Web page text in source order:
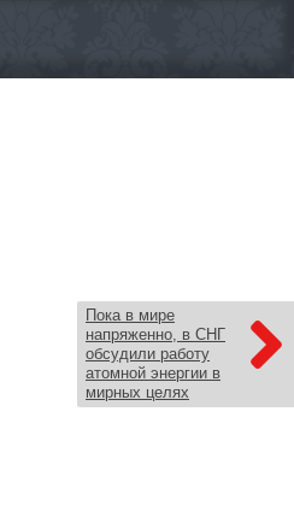
Пока в мире
напряженно, в СНГ
обсудили работу
атомной энергии в
мирных целях